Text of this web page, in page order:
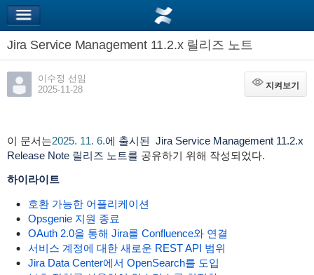
Jira Service Management 11.2.x 릴리즈 노트
이수정 선임
2025-11-28
지켜보기
지켜보기
이 문서는2025. 11. 6.에 출시된 Jira Service Management 11.2.x
Release Note 릴리즈 노트를 공유하기 위해 작성되었다.
하이라이트
호환 가능한 어플리케이션
Opsgenie 지원 종료
OAuth 2.0을 통해 Jira를 Confluence와 연결
서비스 계정에 대한 새로운 REST API 범위
Jira Data Center에서 OpenSearch를 도입